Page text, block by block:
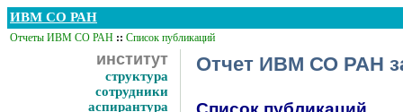
ИВМ СО РАН
Отчеты ИВМ СО РАН :: Список публикаций
институт
структура
сотрудники
аспирантура
Отчет ИВМ СО РАН